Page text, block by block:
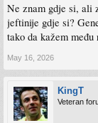
Ne znam gdje si, ali
jeftinije gdje si?
tako da kažem
May 16, 2026
KingT
Veteran